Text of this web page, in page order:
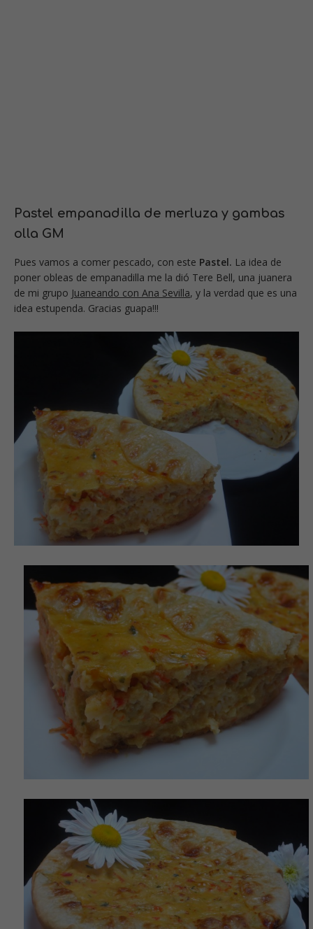
Pastel empanadilla de merluza y gambas
olla GM
Pues vamos a comer pescado, con este Pastel. La idea de
poner obleas de empanadilla me la dió Tere Bell, una juanera
de mi grupo Juaneando con Ana Sevilla, y la verdad que es una
idea estupenda. Gracias guapa!!!